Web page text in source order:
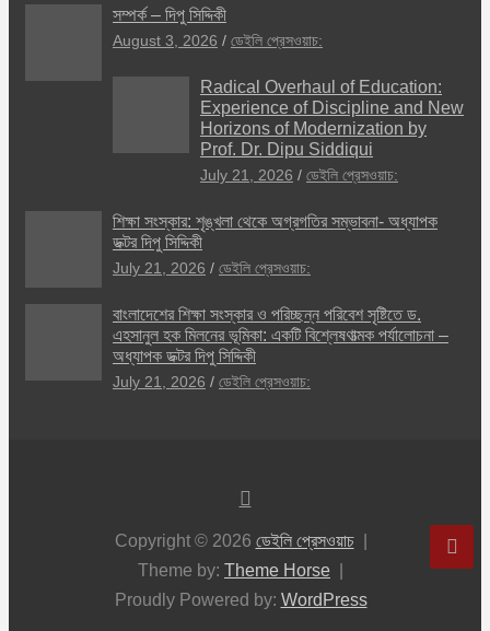
সম্পর্ক – দিপু সিদ্দিকী
August 3, 2026 ডেইলি প্রেসওয়াচ:
Radical Overhaul of Education:
Experience of Discipline and New
Horizons of Modernization by
Prof. Dr. Dipu Siddiqui
July 21, 2026 ডেইলি প্রেসওয়াচ:
শিক্ষা সংস্কার: শৃঙ্খলা থেকে অগ্রগতির সম্ভাবনা- অধ্যাপক
ডক্টর দিপু সিদ্দিকী
July 21, 2026 ডেইলি প্রেসওয়াচ:
বাংলাদেশের শিক্ষা সংস্কার ও পরিচ্ছন্ন পরিবেশ সৃষ্টিতে ড.
এহসানুল হক মিলনের ভূমিকা: একটি বিশ্লেষণাত্মক পর্যালোচনা –
অধ্যাপক ডক্টর দিপু সিদ্দিকী
July 21, 2026 ডেইলি প্রেসওয়াচ:
Copyright © 2026 ডেইলি প্রেসওয়াচ
Theme by: Theme Horse
Proudly Powered by: WordPress